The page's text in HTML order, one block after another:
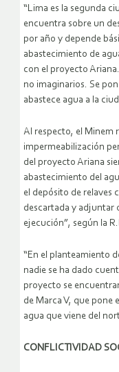
“Lima es la segunda
encuentra sobre un
por año y depende
abastecimiento de
con el proyecto
no imaginarios. Se
abastece agua a la
Al respecto, el Minem
impermeabilización
del proyecto Ariana
abastecimiento del
el depósito de relaves
descartada y adjuntar
ejecución”, según la
“En el planteamiento
nadie se ha dado
proyecto se
de Marca V, que pone
agua que viene del
CONFLICTIVIDAD